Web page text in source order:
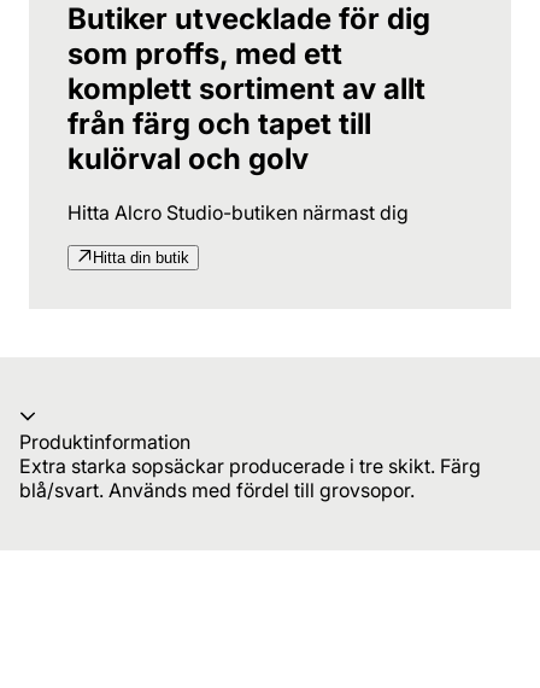
Butiker utvecklade för dig
som proffs, med ett
komplett sortiment av allt
från färg och tapet till
kulörval och golv
Hitta Alcro Studio-butiken närmast dig
Hitta din butik
Produktinformation
Extra starka sopsäckar producerade i tre skikt. Färg
blå/svart. Används med fördel till grovsopor.